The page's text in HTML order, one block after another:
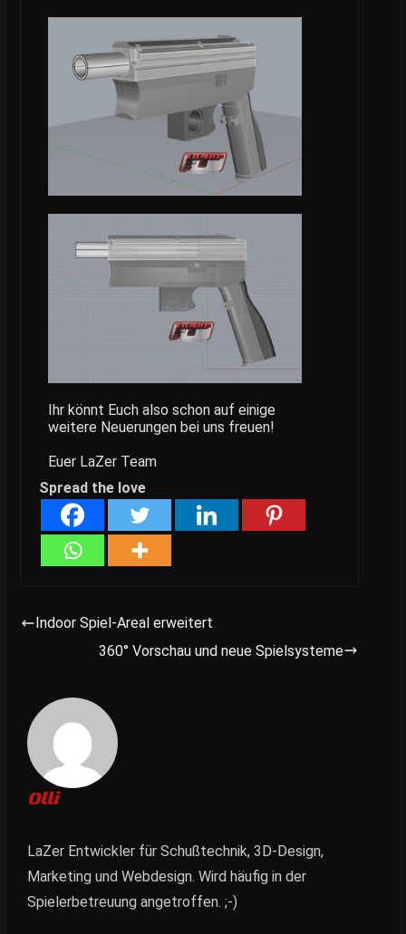
Ihr könnt Euch also schon auf einige
weitere Neuerungen bei uns freuen!
Euer LaZer Team
Spread the love
Indoor Spiel-Areal erweitert
360° Vorschau und neue Spielsysteme
Olli
LaZer Entwickler für Schußtechnik, 3D-Design,
Marketing und Webdesign. Wird häufig in der
Spielerbetreuung angetroffen. ;-)